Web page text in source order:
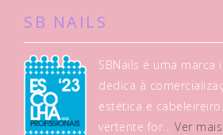
SB NAILS
SBNails é uma marca
dedica à
estética e
vertente for...Ver mais